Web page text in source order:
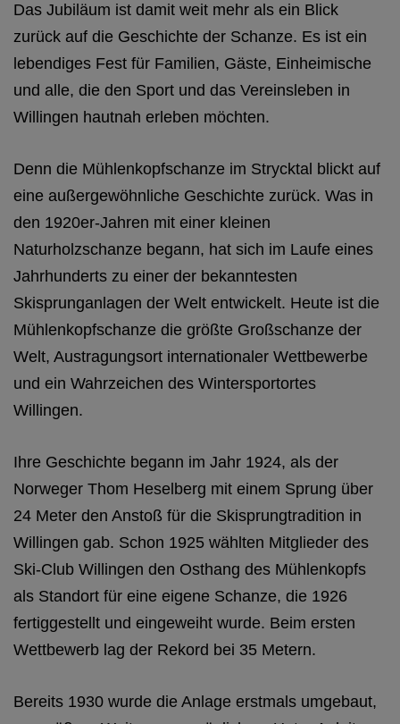
Das Jubiläum ist damit weit mehr als ein Blick
zurück auf die Geschichte der Schanze. Es ist ein
lebendiges Fest für Familien, Gäste, Einheimische
und alle, die den Sport und das Vereinsleben in
Willingen hautnah erleben möchten.
Denn die Mühlenkopfschanze im Strycktal blickt auf
eine außergewöhnliche Geschichte zurück. Was in
den 1920er-Jahren mit einer kleinen
Naturholzschanze begann, hat sich im Laufe eines
Jahrhunderts zu einer der bekanntesten
Skisprunganlagen der Welt entwickelt. Heute ist die
Mühlenkopfschanze die größte Großschanze der
Welt, Austragungsort internationaler Wettbewerbe
und ein Wahrzeichen des Wintersportortes
Willingen.
Ihre Geschichte begann im Jahr 1924, als der
Norweger Thom Heselberg mit einem Sprung über
24 Meter den Anstoß für die Skisprungtradition in
Willingen gab. Schon 1925 wählten Mitglieder des
Ski-Club Willingen den Osthang des Mühlenkopfs
als Standort für eine eigene Schanze, die 1926
fertiggestellt und eingeweiht wurde. Beim ersten
Wettbewerb lag der Rekord bei 35 Metern.
Bereits 1930 wurde die Anlage erstmals umgebaut,